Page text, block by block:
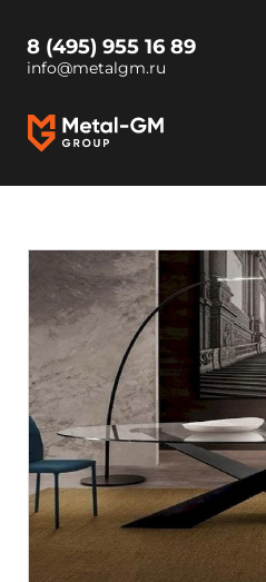
8 (495) 955 16 89
info@metalgm.ru